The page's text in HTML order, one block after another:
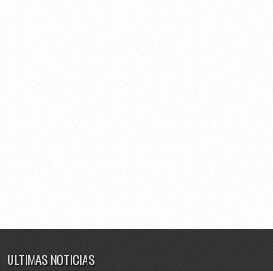
ULTIMAS NOTICIAS